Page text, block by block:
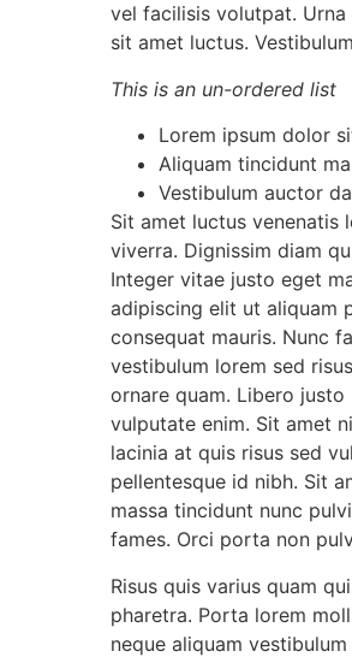
vel facilisis volutpat.
sit amet luctus.
This is an un-ordered list
Lorem ipsum dolor
Aliquam tincidunt
Vestibulum auctor
Sit amet luctus venenatis
viverra. Dignissim diam
Integer vitae justo eget
adipiscing elit ut aliquam
consequat mauris. Nunc
vestibulum lorem sed
ornare quam. Libero
vulputate enim. Sit amet
lacinia at quis risus sed
pellentesque id nibh. Sit
massa tincidunt nunc
fames. Orci porta non
Risus quis varius quam
pharetra. Porta lorem
neque aliquam